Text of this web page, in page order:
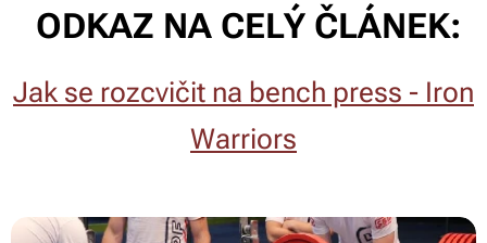
ODKAZ NA CELÝ ČLÁNEK:
Jak se rozcvičit na bench press - Iron
Warriors